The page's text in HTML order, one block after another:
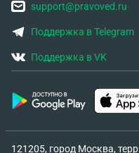
support@pravoved.ru
Поддержка в Telegram
Поддержка в VK
121205, город Москва,